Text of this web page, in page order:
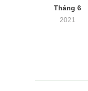
Tháng 6
2021